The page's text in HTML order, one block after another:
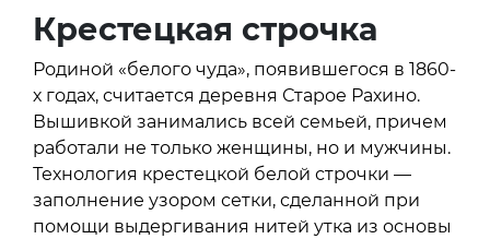
Крестецкая строчка
Родиной «белого чуда», появившегося в 1860-
х годах, считается деревня Старое Рахино.
Вышивкой занимались всей семьей, причем
работали не только женщины, но и мужчины.
Технология крестецкой белой строчки —
заполнение узором сетки, сделанной при
помощи выдергивания нитей утка из основы